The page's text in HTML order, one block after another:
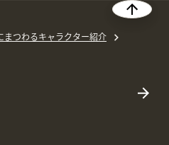
まつわるキャラクター紹介